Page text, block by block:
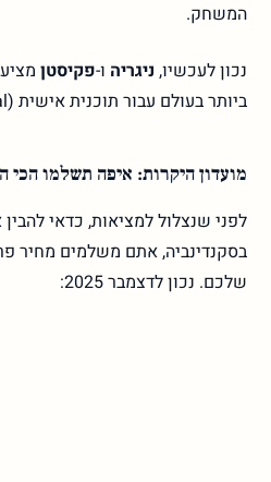
המשחק.
נכון לעכשיו, ניגריה ו-פקיסטן
ביותר בעולם עבור תוכנית אישית (Individual).
מועדון היקרות: איפה תשלמו הכי
לפני שנצלול למציאות, כדאי
בסקנדינביה, אתם משלמים מחיר
שלכם. נכון לדצמבר 2025: